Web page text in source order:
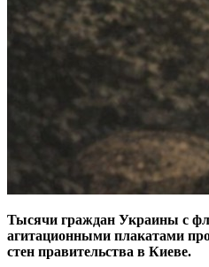
Тысячи граждан Украины с
агитационными плакатами
стен правительства в Киеве.